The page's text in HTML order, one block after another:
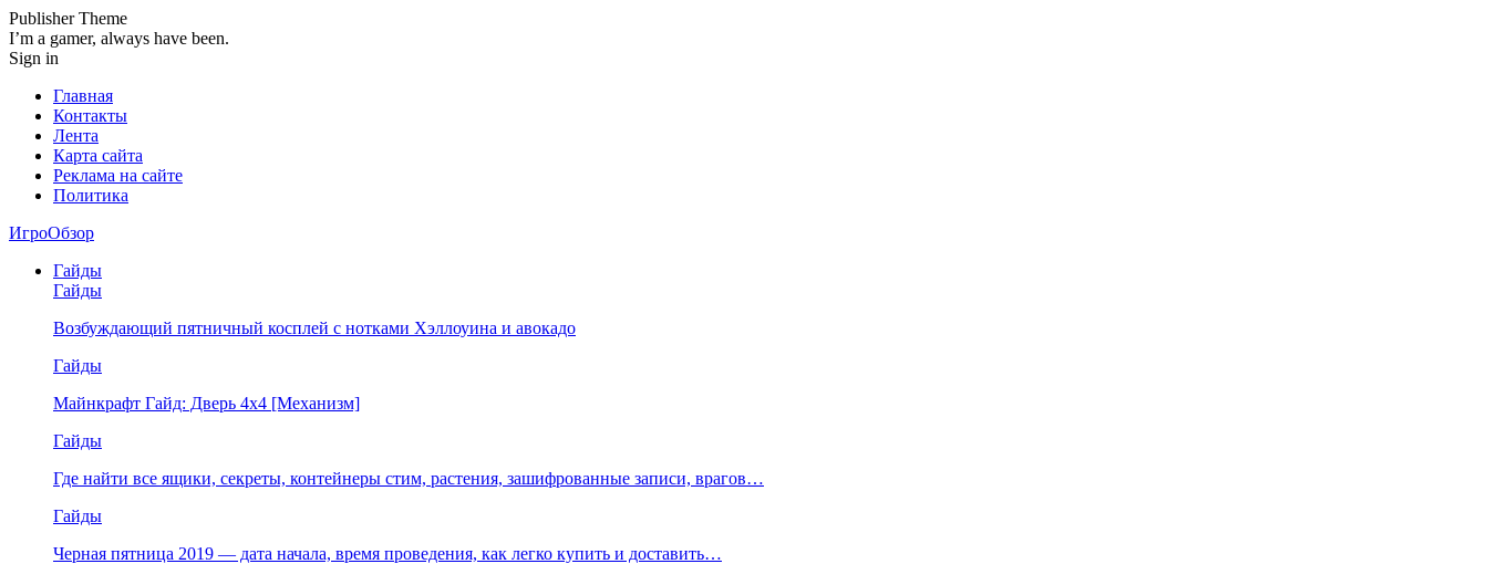
Publisher Theme
I’m a gamer, always have been.
Sign in
Главная
Контакты
Лента
Карта сайта
Реклама на сайте
Политика
ИгроОбзор
Гайды
Гайды
Возбуждающий пятничный косплей с нотками Хэллоуина и авокадо
Гайды
Майнкрафт Гайд: Дверь 4х4 [Механизм]
Гайды
Где найти все ящики, секреты, контейнеры стим, растения, зашифрованные записи, врагов…
Гайды
Черная пятница 2019 — дата начала, время проведения, как легко купить и доставить…